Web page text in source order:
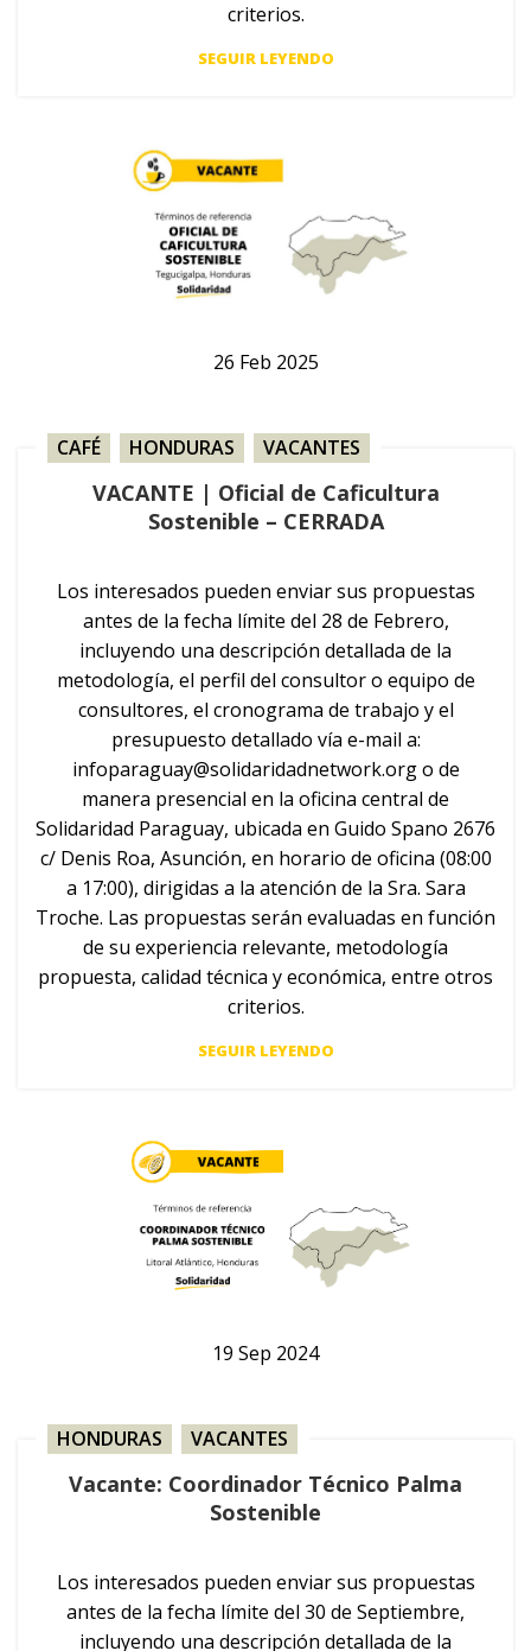
criterios.
SEGUIR LEYENDO
26 Feb 2025
CAFÉ HONDURAS VACANTES
VACANTE | Oficial de Caficultura
Sostenible – CERRADA
Los interesados pueden enviar sus propuestas
antes de la fecha límite del 28 de Febrero,
incluyendo una descripción detallada de la
metodología, el perfil del consultor o equipo de
consultores, el cronograma de trabajo y el
presupuesto detallado vía e-mail a:
infoparaguay@solidaridadnetwork.orgo de
manera presencial en la oficina central de
Solidaridad Paraguay, ubicada en Guido Spano 2676
c/ Denis Roa, Asunción, en horario de oficina (08:00
a 17:00), dirigidas a la atención de la Sra. Sara
Troche. Las propuestas serán evaluadas en función
de su experiencia relevante, metodología
propuesta, calidad técnica y económica, entre otros
criterios.
SEGUIR LEYENDO
19 Sep 2024
HONDURAS VACANTES
Vacante: Coordinador Técnico Palma
Sostenible
Los interesados pueden enviar sus propuestas
antes de la fecha límite del 30 de Septiembre,
incluyendo una descripción detallada de la